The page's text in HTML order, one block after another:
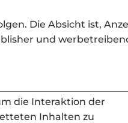
Die Absicht ist,
und
die Interaktion der
Inhalten zu